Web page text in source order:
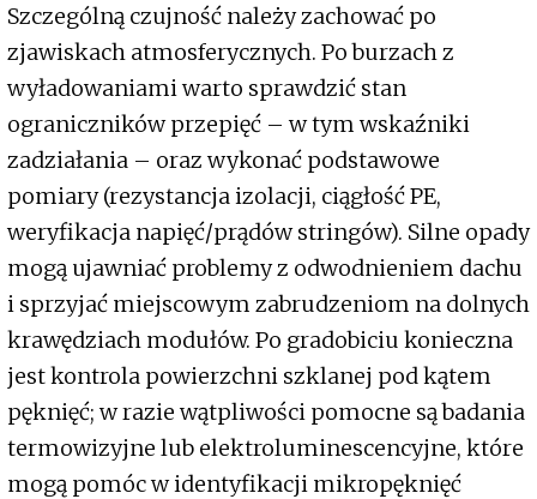
Szczególną czujność należy zachować po
zjawiskach atmosferycznych. Po burzach z
wyładowaniami warto sprawdzić stan
ograniczników przepięć – w tym wskaźniki
zadziałania – oraz wykonać podstawowe
pomiary (rezystancja izolacji, ciągłość PE,
weryfikacja napięć/prądów stringów). Silne opady
mogą ujawniać problemy z odwodnieniem dachu
i sprzyjać miejscowym zabrudzeniom na dolnych
krawędziach modułów. Po gradobiciu konieczna
jest kontrola powierzchni szklanej pod kątem
pęknięć; w razie wątpliwości pomocne są badania
termowizyjne lub elektroluminescencyjne, które
mogą pomóc w identyfikacji mikropęknięć